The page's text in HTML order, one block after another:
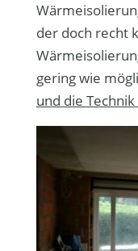
der doch recht
gering wie
und die